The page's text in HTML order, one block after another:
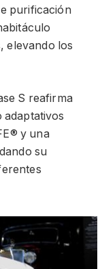
purificación
elevando los
S reafirma
adaptativos
y una
su